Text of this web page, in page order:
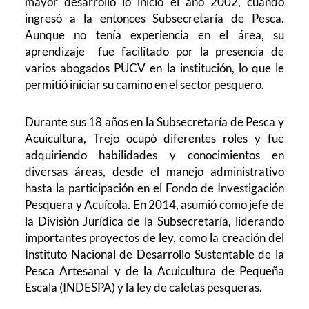
ingresó a la entonces Subsecretaría de Pesca.
Aunque no tenía experiencia en el área, su
aprendizaje fue facilitado por la presencia de
varios abogados PUCV en la institución, lo que le
permitió iniciar su camino en el sector pesquero.
Durante sus 18 años en la Subsecretaría de Pesca y
Acuicultura, Trejo ocupó diferentes roles y fue
adquiriendo habilidades y conocimientos en
diversas áreas, desde el manejo administrativo
hasta la participación en el Fondo de Investigación
Pesquera y Acuícola. En 2014, asumió como jefe de
la División Jurídica de la Subsecretaría, liderando
importantes proyectos de ley, como la creación del
Instituto Nacional de Desarrollo Sustentable de la
Pesca Artesanal y de la Acuicultura de Pequeña
Escala (INDESPA) y la ley de caletas pesqueras.